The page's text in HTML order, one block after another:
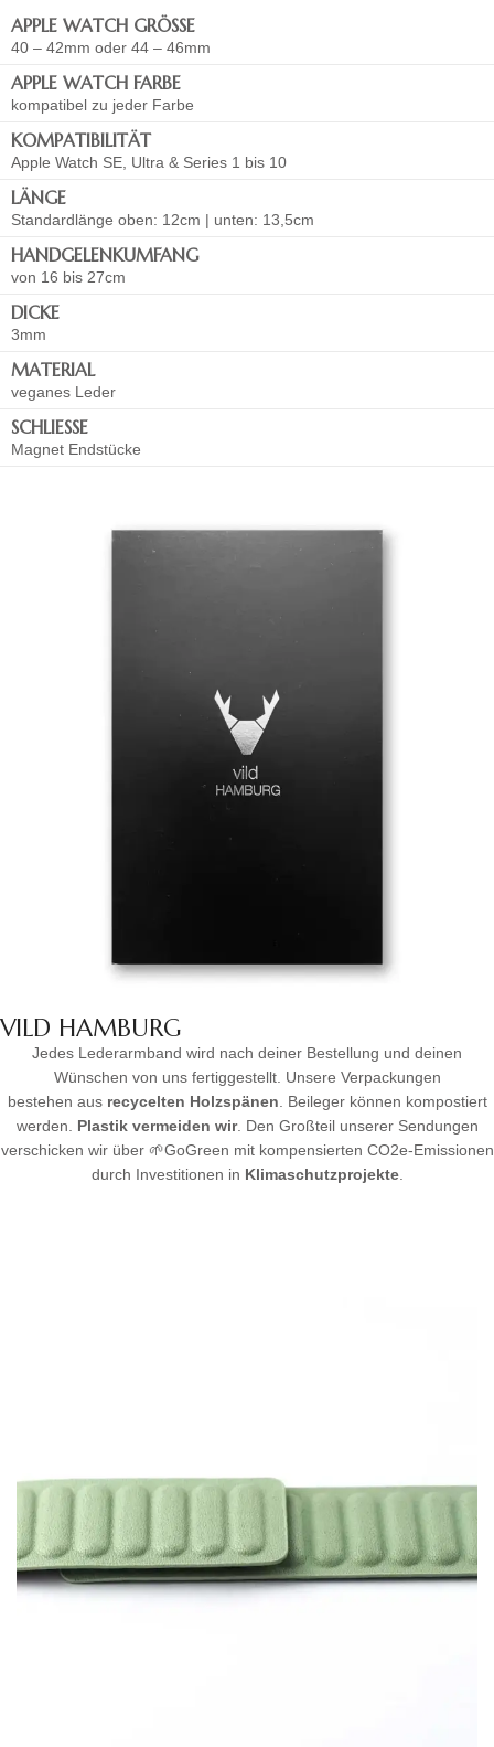
APPLE WATCH GRÖSSE
40 – 42mm oder 44 – 46mm
APPLE WATCH FARBE
kompatibel zu jeder Farbe
KOMPATIBILITÄT
Apple Watch SE, Ultra & Series 1 bis 10
LÄNGE
Standardlänge oben: 12cm | unten: 13,5cm
HANDGELENKUMFANG
von 16 bis 27cm
DICKE
3mm
MATERIAL
veganes Leder
SCHLIESSE
Magnet Endstücke
VILD HAMBURG
Jedes Lederarmband wird nach deiner Bestellung und deinen
Wünschen von uns fertiggestellt. Unsere Verpackungen
bestehen aus recycelten Holzspänen. Beileger können kompostiert
werden. Plastik vermeiden wir. Den Großteil unserer Sendungen
verschicken wir über 🌱GoGreen mit kompensierten CO2e-Emissionen
durch Investitionen in Klimaschutzprojekte.